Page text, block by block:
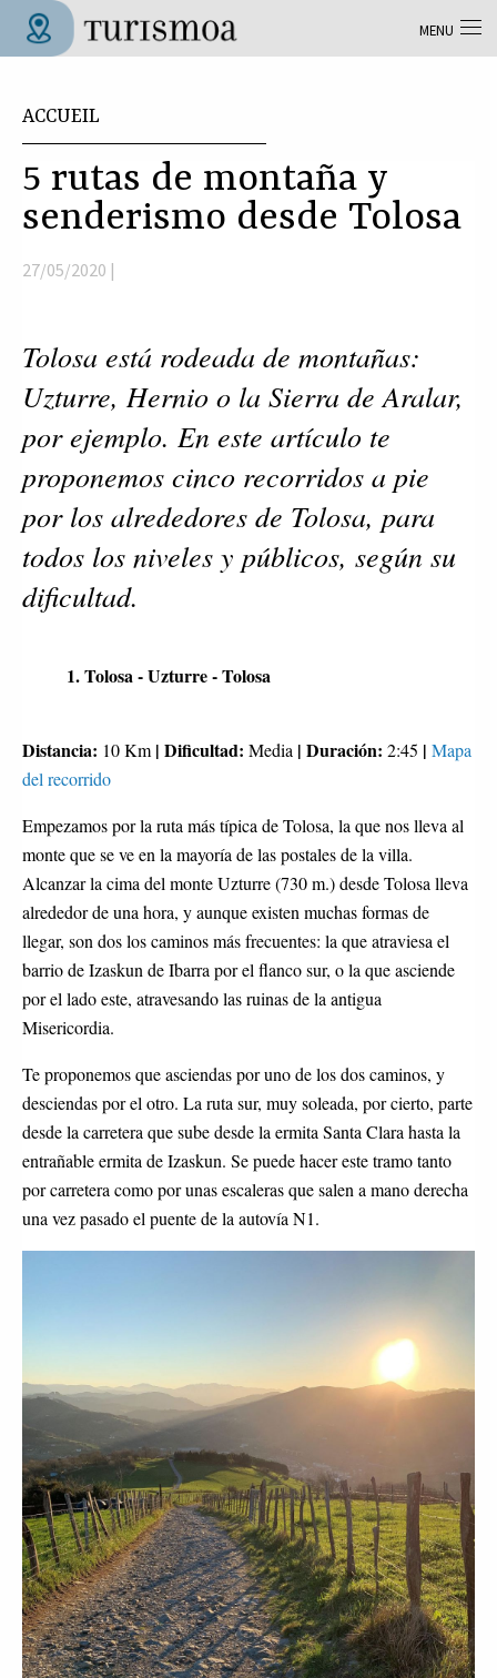
Aller au contenu principal
ACCUEIL
5 rutas de montaña y
senderismo desde Tolosa
27/05/2020 |
Tolosa está rodeada de montañas:
Uzturre, Hernio o la Sierra de Aralar,
por ejemplo. En este artículo te
proponemos cinco recorridos a pie
por los alrededores de Tolosa, para
todos los niveles y públicos, según su
dificultad.
1. Tolosa - Uzturre - Tolosa
Distancia: 10 Km| Dificultad: Media | Duración: 2:45 | Mapa
del recorrido
Empezamos por la ruta más típica de Tolosa, la que nos lleva al
monte que se ve en la mayoría de las postales de la villa.
Alcanzar la cima del monte Uzturre (730 m.) desde Tolosa lleva
alrededor de una hora, y aunque existen muchas formas de
llegar, son dos los caminos más frecuentes: la que atraviesa el
barrio de Izaskun de Ibarra por el flanco sur, o la que asciende
por el lado este, atravesando las ruinas de la antigua
Misericordia.
Te proponemos que asciendas por uno de los dos caminos, y
desciendas por el otro. La ruta sur, muy soleada, por cierto, parte
desde la carretera que sube desde la ermita Santa Clara hasta la
entrañable ermita de Izaskun. Se puede hacer este tramo tanto
por carretera como por unas escaleras que salen a mano derecha
una vez pasado el puente de la autovía N1.
MENU